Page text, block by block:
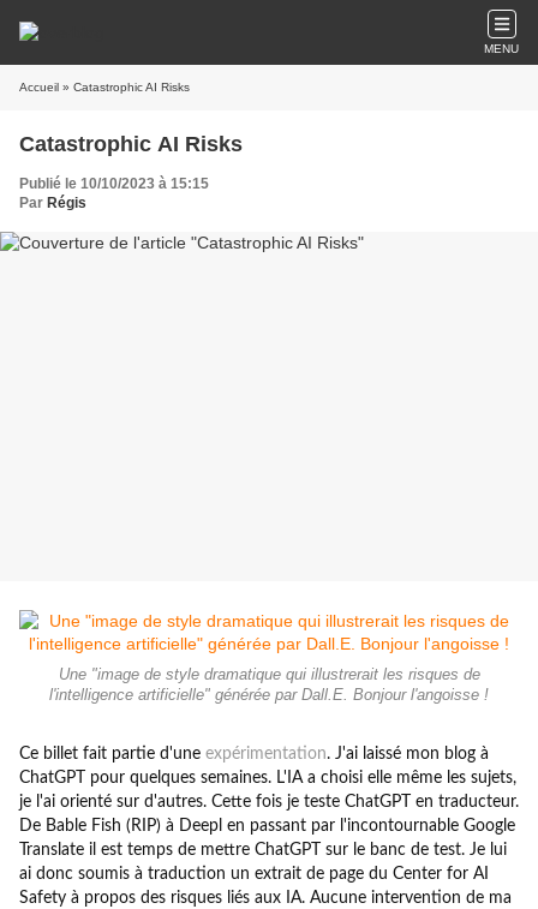
MENU
Accueil » Catastrophic AI Risks
Catastrophic AI Risks
Publié le 10/10/2023 à 15:15
Par Régis
Une "image de style dramatique qui illustrerait les risques de
l'intelligence artificielle" générée par Dall.E. Bonjour l'angoisse !
Ce billet fait partie d'une expérimentation. J'ai laissé mon blog à
ChatGPT pour quelques semaines. L'IA a choisi elle même les sujets,
je l'ai orienté sur d'autres. Cette fois je teste ChatGPT en traducteur.
De Bable Fish (RIP) à Deepl en passant par l'incontournable Google
Translate il est temps de mettre ChatGPT sur le banc de test. Je lui
ai donc soumis à traduction un extrait de page du Center for AI
Safety à propos des risques liés aux IA. Aucune intervention de ma